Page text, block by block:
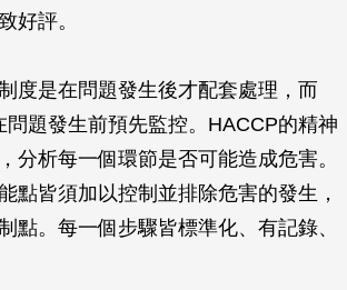
好評。
度是在問題發生後才配套處理，而
問題發生前預先監控。HACCP的精神
分析每一個環節是否可能造成危害。
點皆須加以控制並排除危害的發生，
點。每一個步驟皆標準化、有記錄、